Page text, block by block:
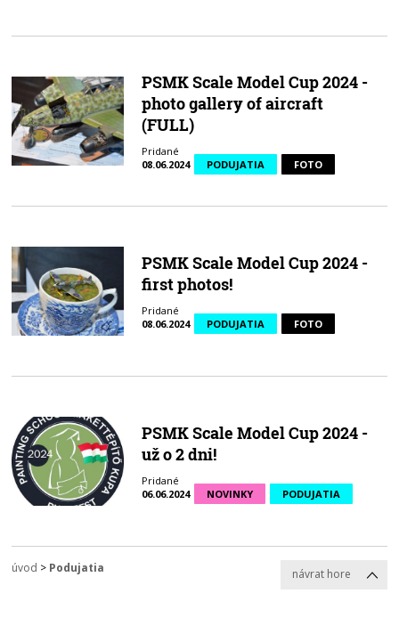
PSMK Scale Model Cup 2024 -
photo gallery of aircraft
(FULL)
Pridané
08.06.2024
PODUJATIA FOTO
PSMK Scale Model Cup 2024 -
first photos!
Pridané
08.06.2024
PODUJATIA FOTO
PSMK Scale Model Cup 2024 -
už o 2 dni!
Pridané
06.06.2024
NOVINKY PODUJATIA
úvod > Podujatia návrat hore